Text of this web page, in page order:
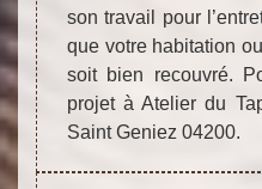
son travail pour
que votre habitation
soit bien recouvré.
projet à Atelier du
Saint Geniez 04200.